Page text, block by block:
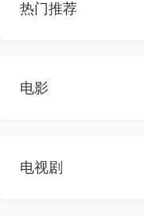
热门推荐
电影
电视剧